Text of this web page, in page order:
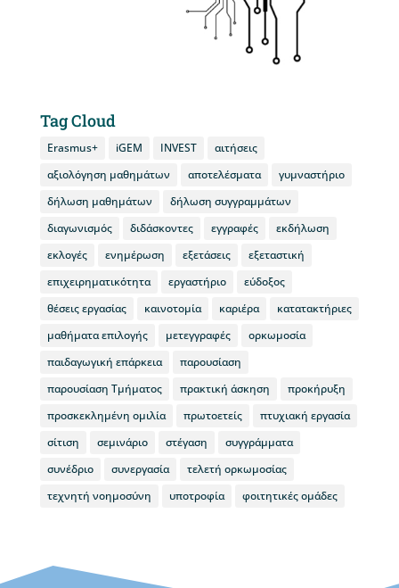
Tag Cloud
Erasmus+ iGEM INVEST
αιτήσεις
αξιολόγηση μαθημάτων
αποτελέσματα
γυμναστήριο
δήλωση μαθημάτων
δήλωση συγγραμμάτων
διαγωνισμός
διδάσκοντες εγγραφές
εκδήλωση
εκλογές
ενημέρωση εξετάσεις
εξεταστική
επιχειρηματικότητα
εργαστήριο
εύδοξος
θέσεις εργασίας
καινοτομία καριέρα
κατατακτήριες
μαθήματα επιλογής
μετεγγραφές
ορκωμοσία
παιδαγωγική επάρκεια
παρουσίαση
παρουσίαση Τμήματος
πρακτική άσκηση
προκήρυξη
προσκεκλημένη ομιλία
πρωτοετείς
πτυχιακή εργασία
σίτιση
σεμινάριο στέγαση
συγγράμματα
συνέδριο
συνεργασία
τελετή ορκωμοσίας
τεχνητή νοημοσύνη
υποτροφία φοιτητικές ομάδες